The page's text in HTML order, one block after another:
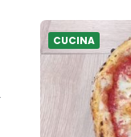
CUCINA